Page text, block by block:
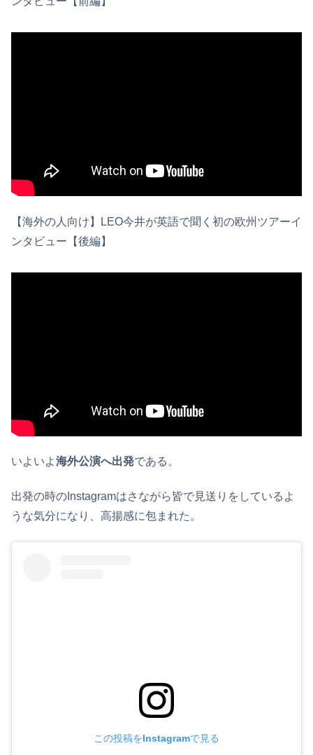
【海外の人向け】LEO今井が英語で聞く初の欧州ツアーイ
ンタビュー【後編】
いよいよ海外公演へ出発である。
出発の時のInstagramはさながら皆で見送りをしているよ
うな気分になり、高揚感に包まれた。
この投稿をInstagramで見る